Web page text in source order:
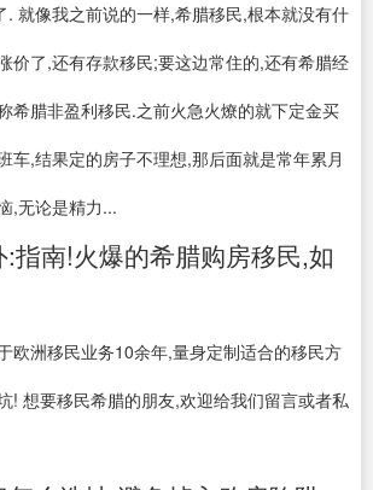
. 就像我之前说的一样,希腊移民,根本就没有什
价了,还有存款移民;要这边常住的,还有希腊经
希腊非盈利移民.之前火急火燎的就下定金买
车,结果定的房子不理想,那后面就是常年累月
,无论是精力...
指南!火爆的希腊购房移民,如
欧洲移民业务10余年,量身定制适合的移民方
! 想要移民希腊的朋友,欢迎给我们留言或者私